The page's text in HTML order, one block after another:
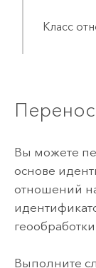
Класс
Вы можете
основе
отношений
геообработки
Выполните